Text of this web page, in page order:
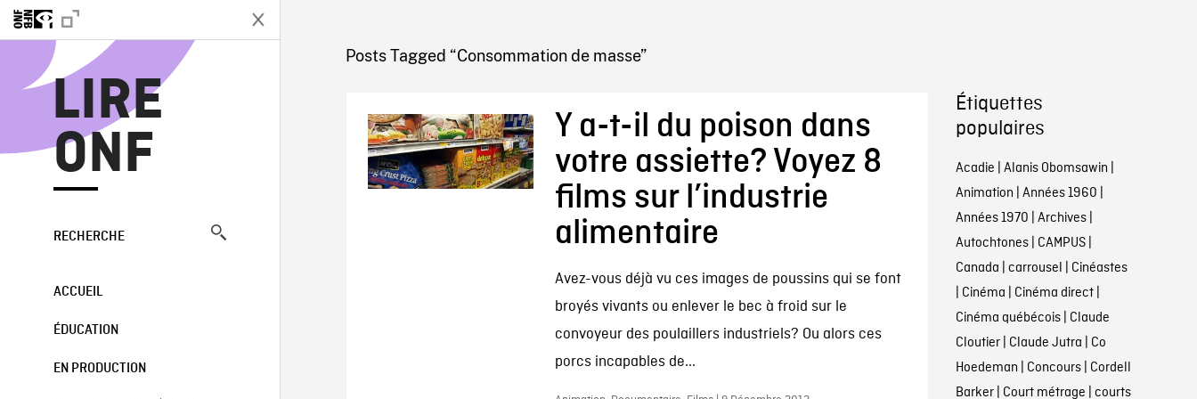
LIRE
ONF
RECHERCHE
ACCUEIL
ÉDUCATION
EN PRODUCTION
LIRE ONF
Posts Tagged “Consommation de masse”
Y a-t-il du poison dans
votre assiette? Voyez 8
films sur l’industrie
alimentaire
Avez-vous déjà vu ces images de poussins qui se font
broyés vivants ou enlever le bec à froid sur le
convoyeur des poulaillers industriels? Ou alors ces
porcs incapables de...
Étiquettes
populaires
Acadie | Alanis Obomsawin |
Animation | Années 1960 |
Années 1970 | Archives|
Autochtones| CAMPUS|
Canada | carrousel | Cinéastes
| Cinéma | Cinéma direct|
Cinéma québécois| Claude
Cloutier| Claude Jutra | Co
Hoedeman | Concours| Cordell
Barker| Court métrage | courts